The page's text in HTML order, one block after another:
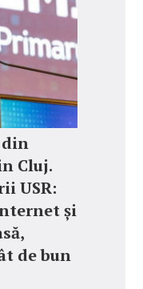
din
Cluj.
USR:
și
de bun